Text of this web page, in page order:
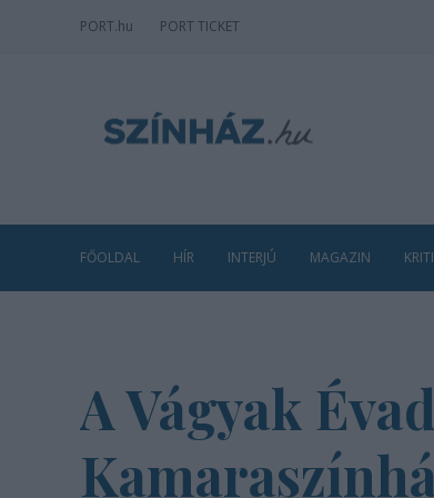
PORT.hu PORT TICKET
FŐOLDAL HÍR INTERJÚ MAGAZIN
A Vágyak